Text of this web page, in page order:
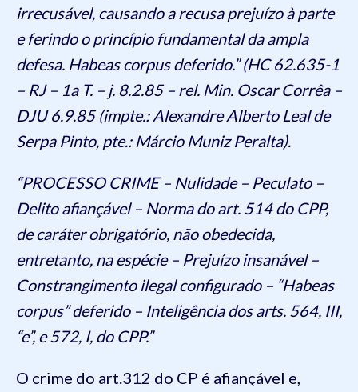
irrecusável, causando a recusa prejuízo à parte
e ferindo o princípio fundamental da ampla
defesa. Habeas corpus deferido.” (HC 62.635-1
– RJ – 1a T. – j. 8.2.85 – rel. Min. Oscar Corrêa –
DJU 6.9.85 (impte.: Alexandre Alberto Leal de
Serpa Pinto, pte.: Márcio Muniz Peralta).
“PROCESSO CRIME – Nulidade – Peculato –
Delito afiançável – Norma do art. 514 do CPP,
de caráter obrigatório, não obedecida,
entretanto, na espécie – Prejuízo insanável –
Constrangimento ilegal configurado – “Habeas
corpus” deferido – Inteligência dos arts. 564, III,
“e”, e 572, I, do CPP.”
O crime do art.312 do CP é afiançável e,